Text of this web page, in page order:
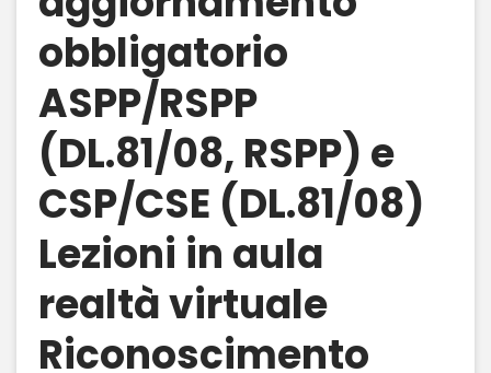
obbligatorio
ASPP/RSPP
(DL.81/08, RSPP) e
CSP/CSE (DL.81/08)
Lezioni in aula
realtà virtuale
Riconoscimento